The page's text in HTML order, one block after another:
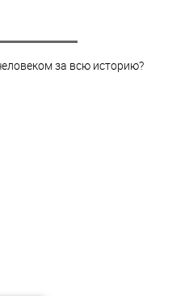
за всю историю?